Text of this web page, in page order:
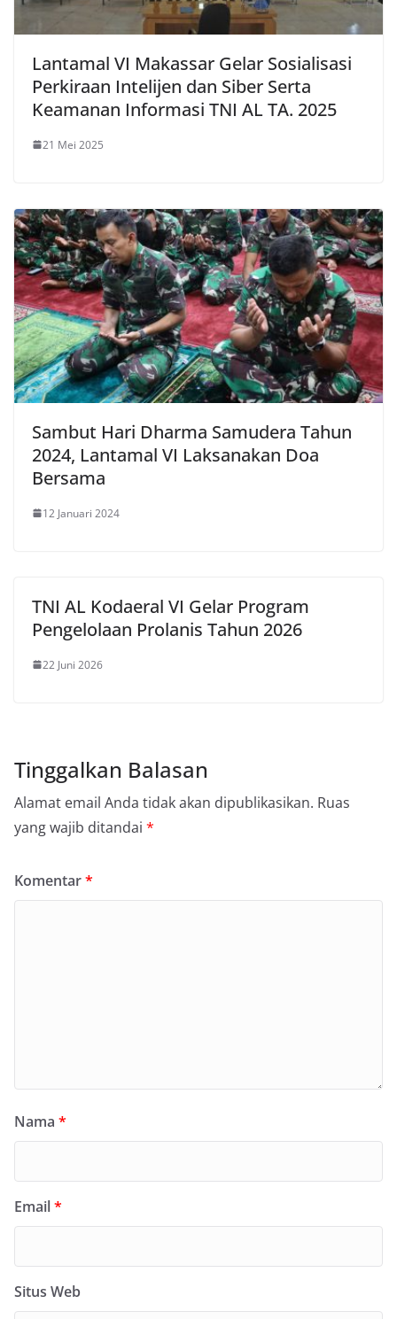
Lantamal VI Makassar Gelar Sosialisasi
Perkiraan Intelijen dan Siber Serta
Keamanan Informasi TNI AL TA. 2025
21 Mei 2025
Sambut Hari Dharma Samudera Tahun
2024, Lantamal VI Laksanakan Doa
Bersama
12 Januari 2024
TNI AL Kodaeral VI Gelar Program
Pengelolaan Prolanis Tahun 2026
22 Juni 2026
Tinggalkan Balasan
Alamat email Anda tidak akan dipublikasikan. Ruas
yang wajib ditandai *
Komentar*
Nama *
Email*
Situs Web